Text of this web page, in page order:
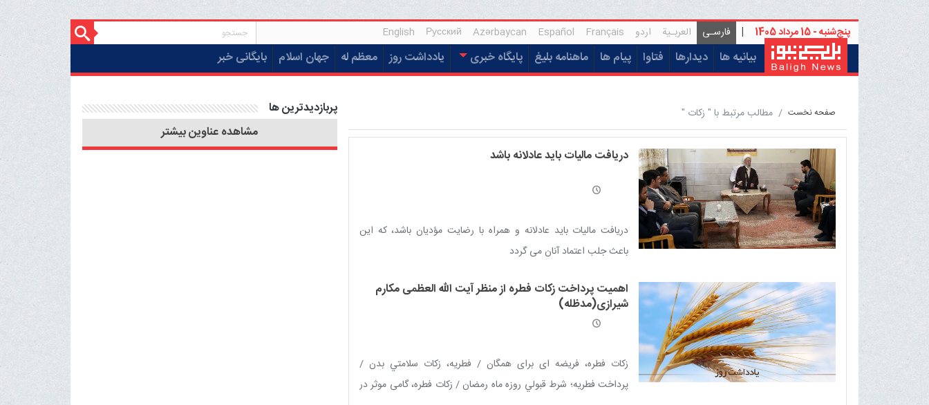
پنج‌شنبه - 15 مرداد 1405 | فارسـی العربـیة اردو Français
Español
Azərbaycan
Русский
English
بیانیه ها دیدارها فتاوا پیام ها ماهنامه بلیغ پایگاه خبری یادداشت روز معظم له جهان اسلام بایگانی خبر
صفحه نخست مطالب مرتبط با " زکات "
دریافت مالیات باید عادلانه باشد
دریافت مالیات باید عادلانه و همراه با رضایت مؤدیان باشد، که این
باعث جلب اعتماد آنان می گردد
اهمیت پرداخت زکات فطره از منظر آیت الله العظمی مکارم
شیرازی(مدظله)
زکات فطره، فریضه ای برای همگان / فطريه، زكات سلامتي بدن /
پرداخت فطریه؛ شرط قبولي روزه ماه رمضان / زکات فطره، گامی موثر در
پربازدیدترین ها
مشاهده عناوین بیشتر